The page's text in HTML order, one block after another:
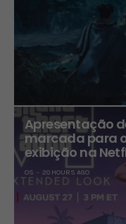
Apresentação
marcada para
exibição na
OS 20 HOURS AGO